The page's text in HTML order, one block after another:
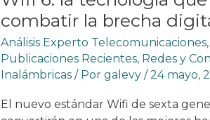
combatir la brecha
Análisis Experto Telecomunicaciones,
Publicaciones Recientes, Redes y
Inalámbricas / Por galevy /24 mayo,
El nuevo estándar Wifi de sexta